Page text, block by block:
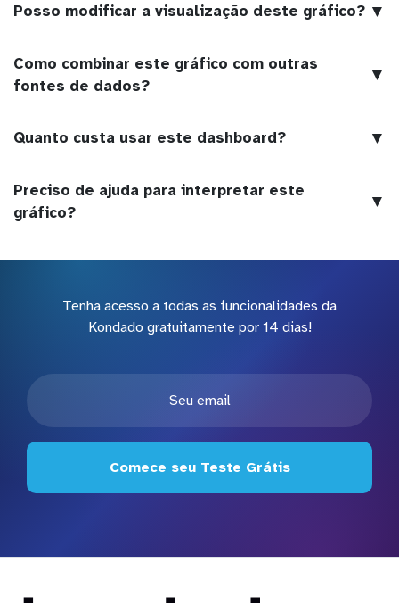
Posso modificar a visualização deste gráfico? ▼
Como combinar este gráfico com outras
fontes de dados?
▼
Quanto custa usar este dashboard? ▼
Preciso de ajuda para interpretar este
gráfico?
▼
Tenha acesso a todas as funcionalidades da
Kondado gratuitamente por 14 dias!
Comece seu Teste Grátis